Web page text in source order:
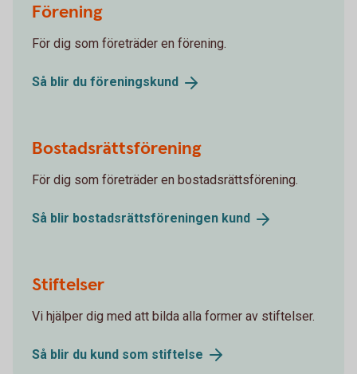
Förening
För dig som företräder en förening.
Så blir du föreningskund
Bostadsrättsförening
För dig som företräder en bostadsrättsförening.
Så blir bostadsrättsföreningen kund
Stiftelser
Vi hjälper dig med att bilda alla former av stiftelser.
Så blir du kund som stiftelse